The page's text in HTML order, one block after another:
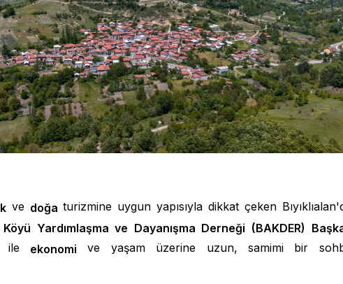
ve doğa turizmine uygun yapısıyla dikkat çeken
Köyü Yardımlaşma ve Dayanışma Derneği (BAKDER)
ile ekonomi ve yaşam üzerine uzun, samimi bir